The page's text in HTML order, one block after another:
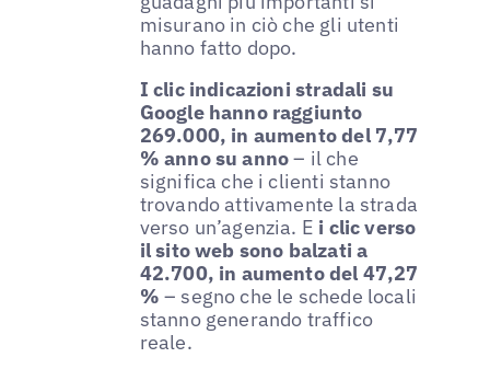
misurano in ciò che gli utenti
hanno fatto dopo.
I clic indicazioni stradali su
Google hanno raggiunto
269.000, in aumento del 7,77
% anno su anno– il che
significa che i clienti stanno
trovando attivamente la strada
verso un’agenzia. E i clic verso
il sito web sono balzati a
42.700, in aumento del 47,27
% – segno che le schede locali
stanno generando traffico
reale.